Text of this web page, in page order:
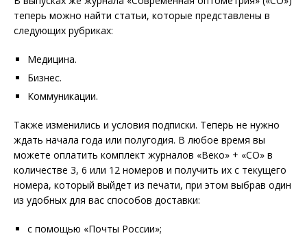
теперь можно найти статьи, которые представлены в
следующих рубриках:
Медицина.
Бизнес.
Коммуникации.
Также изменились и условия подписки. Теперь не нужно
ждать начала года или полугодия. В любое время вы
можете оплатить комплект журналов «Веко» + «СО» в
количестве 3, 6 или 12 номеров и получить их с текущего
номера, который выйдет из печати, при этом выбрав один
из удобных для вас способов доставки:
с помощью «Почты России»;